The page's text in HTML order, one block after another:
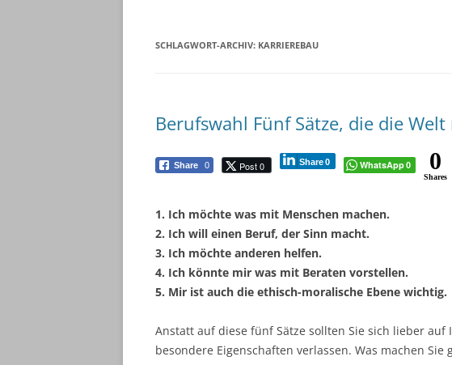
SCHLAGWORT-ARCHIV: KARRIEREBAU
Berufswahl Fünf Sätze, die die
Share 0 Post 0 Share0 WhatsApp0 0
Shares
1. Ich möchte was mit Menschen machen.
2. Ich will einen Beruf, der Sinn macht.
3. Ich möchte anderen helfen.
4. Ich könnte mir was mit Beraten vorstellen.
5. Mir ist auch die ethisch-moralische Ebene wichtig.
Anstatt auf diese fünf Sätze sollten Sie sich lieber
besondere Eigenschaften verlassen. Was machen